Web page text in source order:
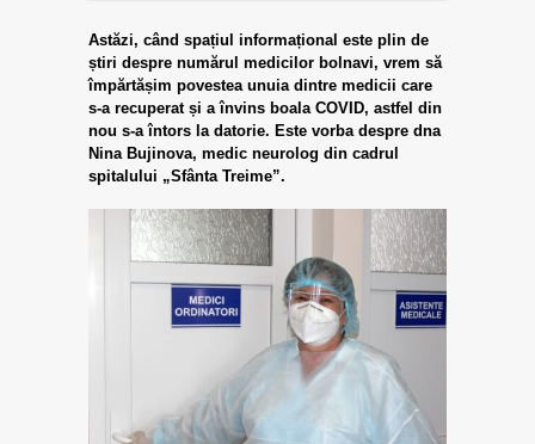
Astăzi, când spațiul informațional este plin de
știri despre numărul medicilor bolnavi, vrem să
împărtășim povestea unuia dintre medicii care
s-a recuperat și a învins boala COVID, astfel din
nou s-a întors la datorie. Este vorba despre dna
Nina Bujinova, medic neurolog din cadrul
spitalului „Sfânta Treime”.